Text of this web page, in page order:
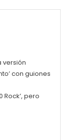
versión
con guiones
pero